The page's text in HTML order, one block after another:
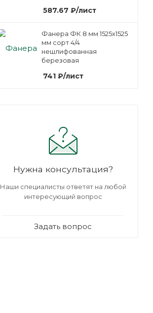
587.67 ₽/лист
Фанера ФК 8 мм 1525х1525
мм сорт 4/4
нешлифованная
березовая
741 ₽/лист
Нужна консультация?
Наши специалисты ответят на любой
интересующий вопрос
Задать вопрос